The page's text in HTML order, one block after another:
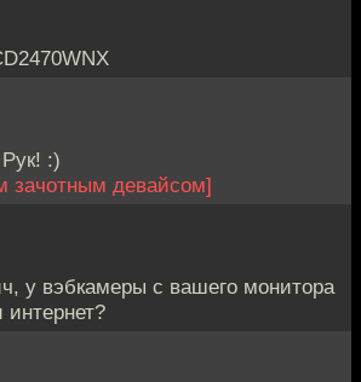
:)
зачотным девайсом]
у вэбкамеры с вашего монитора
интернет?